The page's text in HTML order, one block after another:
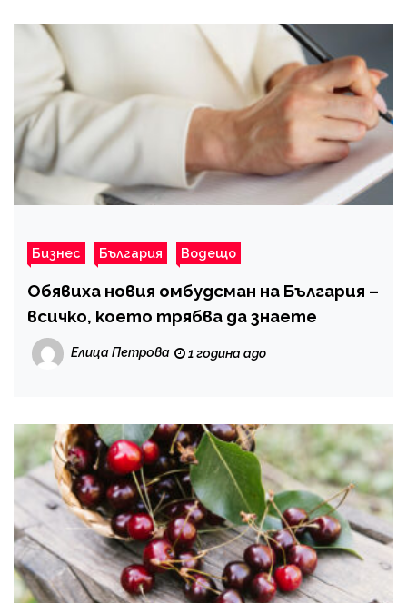
Бизнес България Водещо
Обявиха новия омбудсман на България –
всичко, което трябва да знаете
Елица Петрова 1 година ago